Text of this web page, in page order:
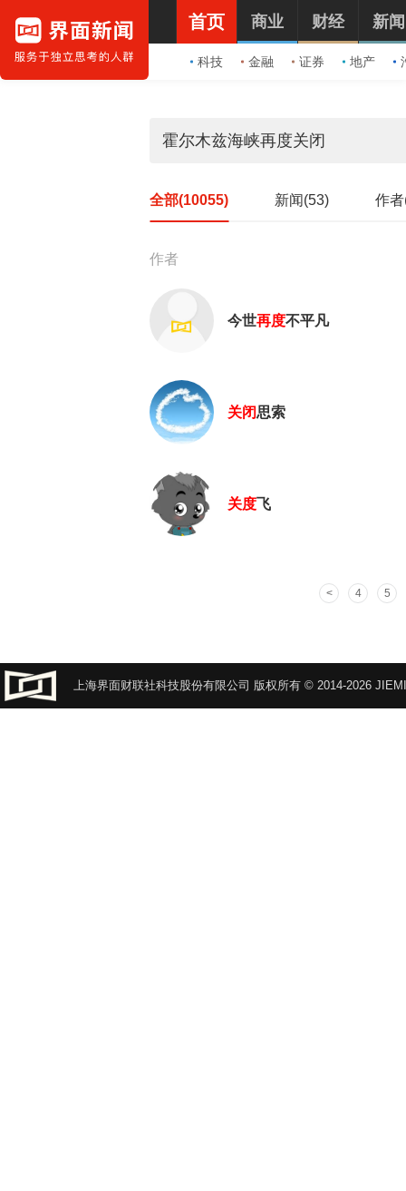
首页
科技 金融 证券 地产
商业 财经 新闻
全部(10055) 新闻(53) 作
作者
今世再度不平凡
关闭思索
关度飞
4 5
上海界面财联社科技股份有限公司 版权所有 © 2014-2026